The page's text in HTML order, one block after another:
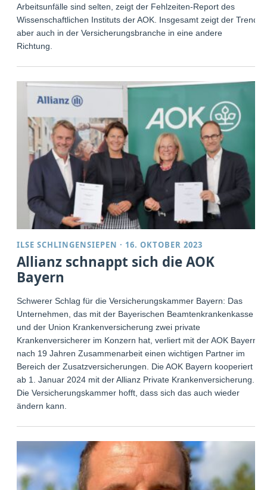
Arbeitsunfälle sind selten, zeigt der Fehlzeiten-Report des
Wissenschaftlichen Instituts der AOK. Insgesamt zeigt der Trend
aber auch in der Versicherungsbranche in eine andere
Richtung.
ILSE SCHLINGENSIEPEN · 16. OKTOBER 2023
Allianz schnappt sich die AOK
Bayern
Schwerer Schlag für die Versicherungskammer Bayern: Das
Unternehmen, das mit der Bayerischen Beamtenkrankenkasse
und der Union Krankenversicherung zwei private
Krankenversicherer im Konzern hat, verliert mit der AOK Bayern
nach 19 Jahren Zusammenarbeit einen wichtigen Partner im
Bereich der Zusatzversicherungen. Die AOK Bayern kooperiert
ab 1. Januar 2024 mit der Allianz Private Krankenversicherung.
Die Versicherungskammer hofft, dass sich das auch wieder
ändern kann.